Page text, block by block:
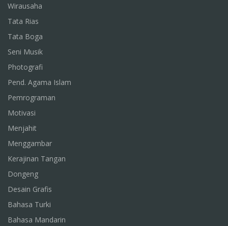
Wirausaha
Tata Rias
Tata Boga
Seni Musik
Photografi
Pend. Agama Islam
Pemrograman
Motivasi
Menjahit
Menggambar
Kerajinan Tangan
Dongeng
Desain Grafis
Bahasa Turki
Bahasa Mandarin